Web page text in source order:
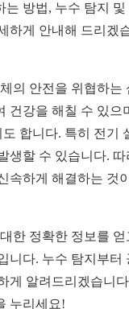
는 방법, 누수 탐지 및
하게 안내해 드리겠
의 안전을 위협하는
건강을 해칠 수 있으
합니다. 특히 전기
생할 수 있습니다. 따
속하게 해결하는 것
한 정확한 정보를 얻
니다. 누수 탐지부터
게 알려드리겠습니
누리세요!